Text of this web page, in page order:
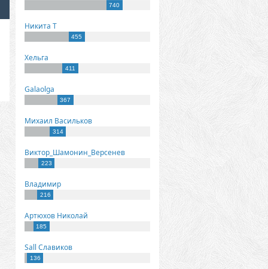
740
Никита Т
455
Хельга
411
Galaolga
367
Михаил Васильков
314
Виктор_Шамонин_Версенев
223
Владимир
216
Артюхов Николай
185
Sall Славиков
136